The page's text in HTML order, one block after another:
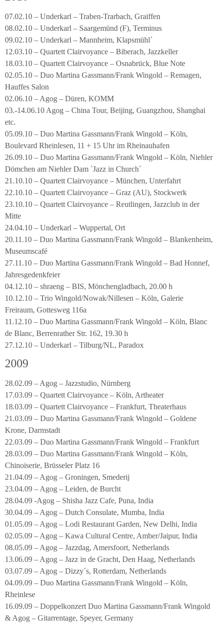
07.02.10 – Underkarl – Traben-Trarbach, Graiffen
08.02.10 – Underkarl – Saargemünd (F), Terminus
09.02.10 – Underkarl – Mannheim, Klapsmühl´
12.03.10 – Quartett Clairvoyance – Biberach, Jazzkeller
18.03.10 – Quartett Clairvoyance – Osnabrück, Blue Note
02.05.10 – Duo Martina Gassmann/Frank Wingold – Remagen,
Hauffes Salon
02.06.10 – Agog – Düren, KOMM
03.-14.06.10 Agog – China Tour, Beijing, Guangzhou, Shanghai
etc.
05.09.10 – Duo Martina Gassmann/Frank Wingold – Köln,
Boulevard Rheinlesen, 11 + 15 Uhr im Rheinauhafen
26.09.10 – Duo Martina Gassmann/Frank Wingold – Köln, Niehler
Dömchen am Niehler Dam `Jazz in Church´
21.10.10 – Quartett Clairvoyance – München, Unterfahrt
22.10.10 – Quartett Clairvoyance – Graz (AU), Stockwerk
23.10.10 – Quartett Clairvoyance – Reutlingen, Jazzclub in der
Mitte
24.04.10 – Underkarl – Wuppertal, Ort
20.11.10 – Duo Martina Gassmann/Frank Wingold – Blankenheim,
Museumscafé
27.11.10 – Duo Martina Gassmann/Frank Wingold – Bad Honnef,
Jahresgedenkfeier
04.12.10 – shraeng – BIS, Mönchengladbach, 20.00 h
10.12.10 – Trio Wingold/Nowak/Nillesen – Köln, Galerie
Freiraum, Gottesweg 116a
11.12.10 – Duo Martina Gassmann/Frank Wingold – Köln, Blanc
de Blanc, Berrenrather Str. 162, 19.30 h
27.12.10 – Underkarl – Tilburg/NL, Paradox
2009
28.02.09 – Agog – Jazzstudio, Nürnberg
17.03.09 – Quartett Clairvoyance – Köln, Artheater
18.03.09 – Quartett Clairvoyance – Frankfurt, Theaterhaus
21.03.09 – Duo Martina Gassmann/Frank Wingold – Goldene
Krone, Darmstadt
22.03.09 – Duo Martina Gassmann/Frank Wingold – Frankfurt
28.03.09 – Duo Martina Gassmann/Frank Wingold – Köln,
Chinoiserie, Brüsseler Platz 16
21.04.09 – Agog – Groningen, Smederij
23.04.09 – Agog – Leiden, de Burcht
28.04.09 -Agog – Shisha Jazz Cafe, Puna, India
30.04.09 – Agog – Dutch Consulate, Mumba, India
01.05.09 – Agog – Lodi Restaurant Garden, New Delhi, India
02.05.09 – Agog – Kawa Cultural Centre, Amber/Jaipur, India
08.05.09 – Agog – Jazzdag, Amersfoort, Netherlands
13.06.09 – Agog – Jazz in de Gracht, Den Haag, Netherlands
03.07.09 – Agog – Dizzy´s, Rotterdam, Netherlands
04.09.09 – Duo Martina Gassmann/Frank Wingold – Köln,
Rheinlese
16.09.09 – Doppelkonzert Duo Martina Gassmann/Frank Wingold
& Agog – Gitarrentage, Speyer, Germany